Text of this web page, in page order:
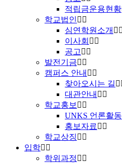
적립금운용현황
학교법인
심연학원소개
이사회
공고
발전기금
캠퍼스 안내
찾아오시는 길
대관안내
학교홍보
UNKS 언론활동
홍보자료
학교상징
입학
학위과정